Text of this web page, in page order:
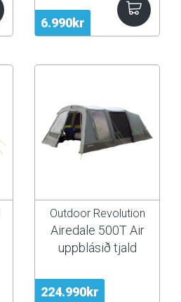
6.990kr
224.990kr
Outdoor Revolution
Airedale 500T Air
uppblásið tjald